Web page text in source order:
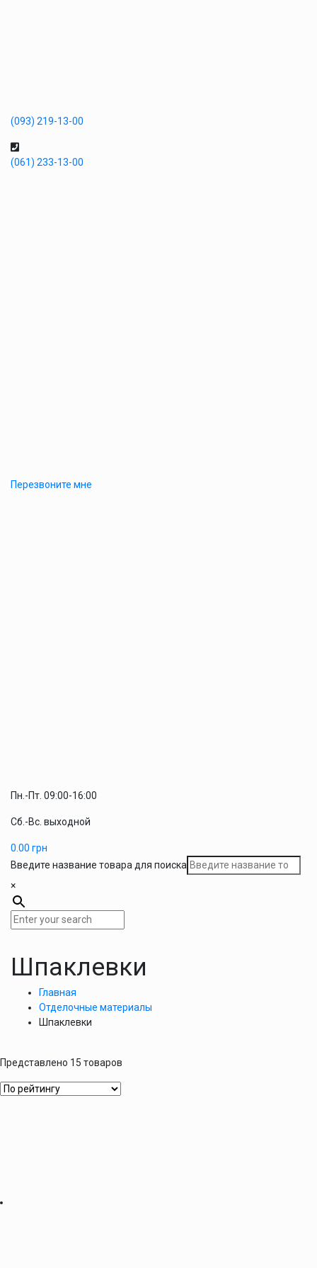
(093) 219-13-00
(061) 233-13-00
Перезвоните мне
Пн.-Пт. 09:00-16:00
Сб.-Вс. выходной
0.00 грн
Введите название товара для поиска
×
Шпаклевки
Главная
Отделочные материалы
Шпаклевки
Представлено 15 товаров